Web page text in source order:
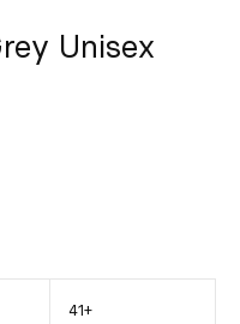
Unisex
41+